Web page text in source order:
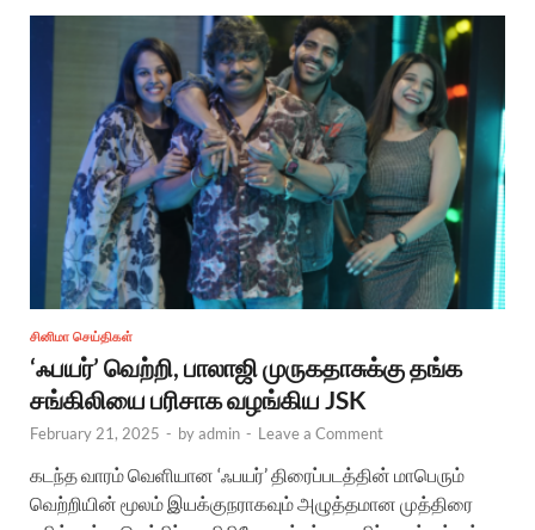
சினிமா செய்திகள்
‘ஃபயர்’ வெற்றி, பாலாஜி முருகதாசுக்கு தங்க
சங்கிலியை பரிசாக வழங்கிய JSK
February 21, 2025 - byadmin - Leave a Comment
கடந்த வாரம் வெளியான ‘ஃபயர்’ திரைப்படத்தின் மாபெரும்
வெற்றியின் மூலம் இயக்குநராகவும் அழுத்தமான முத்திரை